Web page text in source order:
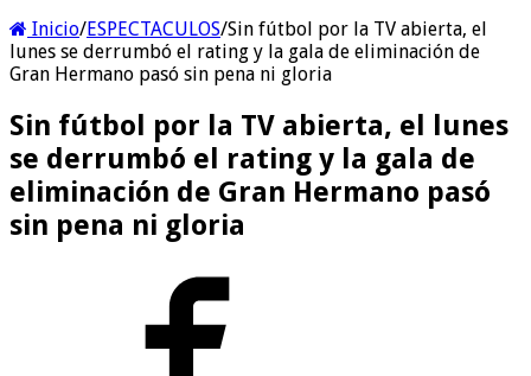
Inicio/ESPECTACULOS/Sin fútbol por la TV abierta, el
lunes se derrumbó el rating y la gala de eliminación de
Gran Hermano pasó sin pena ni gloria
Sin fútbol por la TV abierta, el lunes
se derrumbó el rating y la gala de
eliminación de Gran Hermano pasó
sin pena ni gloria